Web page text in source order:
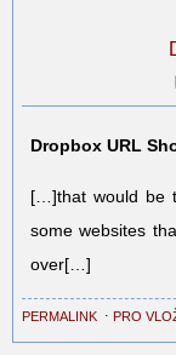
Dropbox URL
[…]that would be
some websites
over[…]
PERMALINK ⋅ PRO